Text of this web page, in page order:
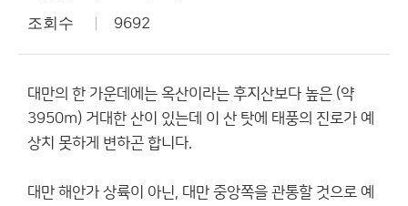
조회수 9692
대만의 한 가운데에는 옥산이라는 후지산보다 높은 (약
3950m) 거대한 산이 있는데 이 산 탓에 태풍의 진로가 예
상치 못하게 변하곤 합니다.
대만 해안가 상륙이 아닌, 대만 중앙쪽을 관통할 것으로 예